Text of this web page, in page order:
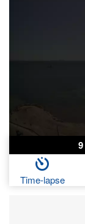
9
Time-lapse